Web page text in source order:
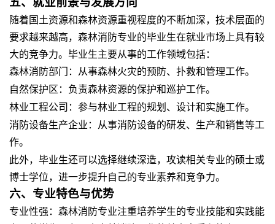
随着国土资源和森林资源重视程度的不断加深，技术层面的
要求越来越高，森林消防专业的毕业生在就业市场上具有较
大的竞争力。毕业生主要从事的工作领域包括：
森林消防部门 ：从事森林火灾的预防、扑救和管理工作。
自然保护区 ：负责森林资源的保护和巡护工作。
林业工程公司 ：参与林业工程的规划、设计和实施工作。
消防设备生产企业 ：从事消防设备的研发、生产和销售等工
作。
此外，毕业生还可以选择继续深造，攻读相关专业的硕士或
博士学位，进一步提升自己的专业素养和竞争力。
六、专业特色与优势
专业性强 ：森林消防专业注重培养学生的专业技能和实践能